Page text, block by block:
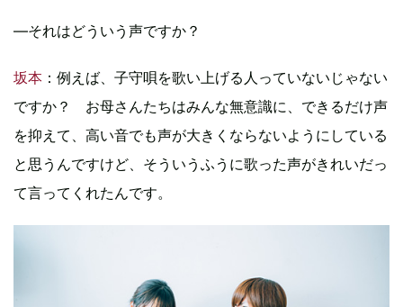
―それはどういう声ですか？
坂本 ：例えば、子守唄を歌い上げる人っていないじゃない
ですか？ お母さんたちはみんな無意識に、できるだけ声
を抑えて、高い音でも声が大きくならないようにしている
と思うんですけど、そういうふうに歌った声がきれいだっ
て言ってくれたんです。